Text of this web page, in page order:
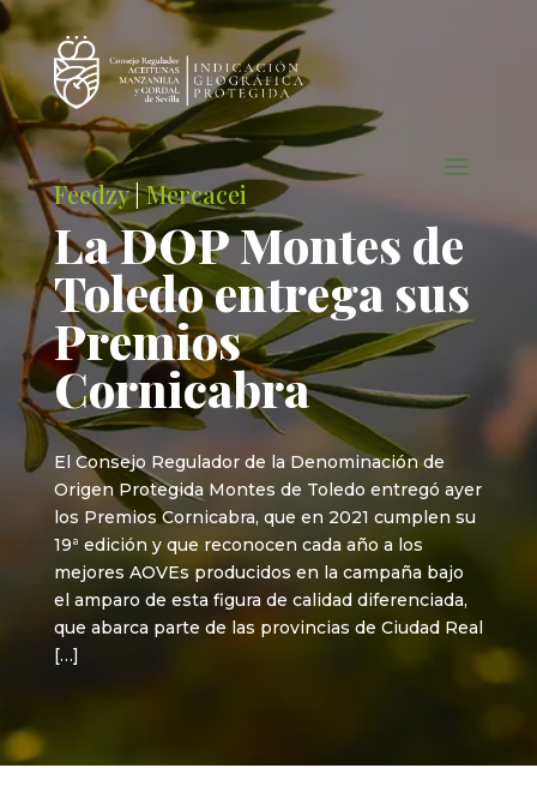
Feedzy|Mercacei
La DOP Montes de
Toledo entrega sus
Premios
Cornicabra
El Consejo Regulador de la Denominación de
Origen Protegida Montes de Toledo entregó ayer
los Premios Cornicabra, que en 2021 cumplen su
19ª edición y que reconocen cada año a los
mejores AOVEs producidos en la campaña bajo
el amparo de esta figura de calidad diferenciada,
que abarca parte de las provincias de Ciudad Real
[…]